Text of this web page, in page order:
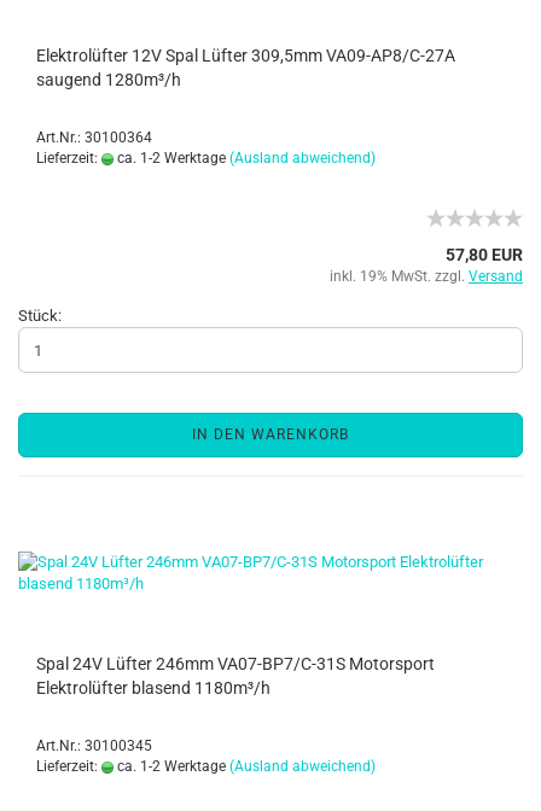
Elektrolüfter 12V Spal Lüfter 309,5mm VA09-AP8/C-27A
saugend 1280m³/h
Art.Nr.: 30100364
Lieferzeit:
ca. 1-2 Werktage (Ausland abweichend)
57,80 EUR
inkl. 19% MwSt. zzgl. Versand
Stück:
IN DEN WARENKORB
Spal 24V Lüfter 246mm VA07-BP7/C-31S Motorsport
Elektrolüfter blasend 1180m³/h
Art.Nr.: 30100345
Lieferzeit:
ca. 1-2 Werktage (Ausland abweichend)